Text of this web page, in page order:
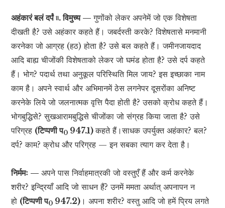
अहंकारं बलं दर्पं ৷৷. विमुच्य —गुणोंको लेकर अपनेमें जो एक विशेषता
दीखती है? उसे अहंकार कहते हैं। जबर्दस्ती करके? विशेषतासे मनमानी
करनेका जो आग्रह (हठ) होता है? उसे बल कहते हैं। जमीनजायदाद
आदि बाह्य चीजोंकी विशेषताको लेकर जो घमंड होता है? उसे दर्प कहते
हैं। भोग? पदार्थ तथा अनुकूल परिस्थिति मिल जाय? इस इच्छाका नाम
काम है। अपने स्वार्थ और अभिमानमें ठेस लगनेपर दूसरोंका अनिष्ट
करनेके लिये जो जलनात्मक वृत्ति पैदा होती है? उसको क्रोध कहते हैं।
भोगबुद्धिसे? सुखआरामबुद्धिसे चीजोंका जो संग्रह किया जाता है? उसे
परिग्रह (टिप्पणी प0 947.1)कहते हैं।साधक उपर्युक्त अहंकार? बल?
दर्प? काम? क्रोध और परिग्रह — इन सबका त्याग कर देता है।
निर्ममः —अपने पास निर्वाहमात्रकी जो वस्तुएँ हैं और कर्म करनेके
शरीर? इन्द्रियाँ आदि जो साधन हैं? उनमें ममता अर्थात् अपनापन न
हो (टिप्पणी प0 947.2) । अपना शरीर? वस्तु आदि जो हमें प्रिय लगते